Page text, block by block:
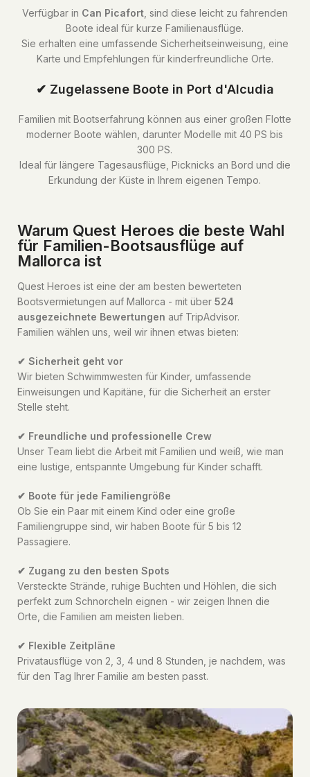
Verfügbar in Can Picafort, sind diese leicht zu fahrenden
Boote ideal für kurze Familienausflüge.
Sie erhalten eine umfassende Sicherheitseinweisung, eine
Karte und Empfehlungen für kinderfreundliche Orte.
✔ Zugelassene Boote in Port d'Alcudia
Familien mit Bootserfahrung können aus einer großen Flotte
moderner Boote wählen, darunter Modelle mit 40 PS bis
300 PS.
Ideal für längere Tagesausflüge, Picknicks an Bord und die
Erkundung der Küste in Ihrem eigenen Tempo.
Warum Quest Heroes die beste Wahl
für Familien-Bootsausflüge auf
Mallorca ist
Quest Heroes ist eine der am besten bewerteten
Bootsvermietungen auf Mallorca - mit über 524
ausgezeichnete Bewertungen auf TripAdvisor.
Familien wählen uns, weil wir ihnen etwas bieten:
✔ Sicherheit geht vor
Wir bieten Schwimmwesten für Kinder, umfassende
Einweisungen und Kapitäne, für die Sicherheit an erster
Stelle steht.
✔ Freundliche und professionelle Crew
Unser Team liebt die Arbeit mit Familien und weiß, wie man
eine lustige, entspannte Umgebung für Kinder schafft.
✔ Boote für jede Familiengröße
Ob Sie ein Paar mit einem Kind oder eine große
Familiengruppe sind, wir haben Boote für 5 bis 12
Passagiere.
✔ Zugang zu den besten Spots
Versteckte Strände, ruhige Buchten und Höhlen, die sich
perfekt zum Schnorcheln eignen - wir zeigen Ihnen die
Orte, die Familien am meisten lieben.
✔ Flexible Zeitpläne
Privatausflüge von 2, 3, 4 und 8 Stunden, je nachdem, was
für den Tag Ihrer Familie am besten passt.